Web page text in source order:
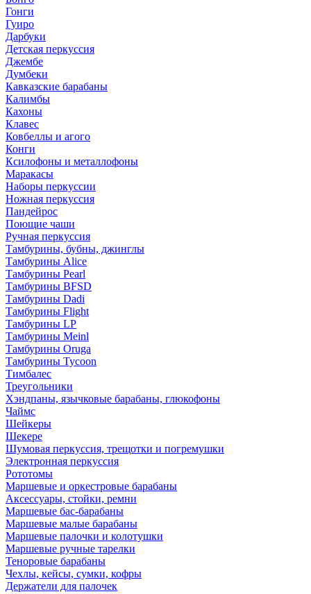
Гонги
Гуиро
Дарбуки
Детская перкуссия
Джембе
Думбеки
Кавказские барабаны
Калимбы
Кахоны
Клавес
Ковбеллы и агого
Конги
Ксилофоны и металлофоны
Маракасы
Наборы перкуссии
Ножная перкуссия
Пандейрос
Поющие чаши
Ручная перкуссия
Тамбурины, бубны, джинглы
Тамбурины Alice
Тамбурины Pearl
Тамбурины BFSD
Тамбурины Dadi
Тамбурины Flight
Тамбурины LP
Тамбурины Meinl
Тамбурины Oruga
Тамбурины Tycoon
Тимбалес
Треугольники
Хэндпаны, язычковые барабаны, глюкофоны
Чаймс
Шейкеры
Шекере
Шумовая перкуссия, трещотки и погремушки
Электронная перкуссия
Рототомы
Маршевые и оркестровые барабаны
Аксессуары, стойки, ремни
Маршевые бас-барабаны
Маршевые малые барабаны
Маршевые палочки и колотушки
Маршевые ручные тарелки
Теноровые барабаны
Чехлы, кейсы, сумки, кофры
Держатели для палочек